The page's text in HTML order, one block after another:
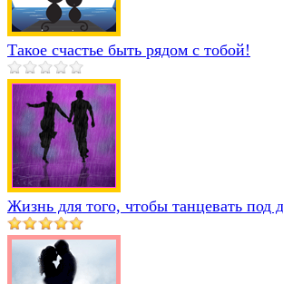
Такое счастье быть рядом с тобой!
Жизнь для того, чтобы танцевать под